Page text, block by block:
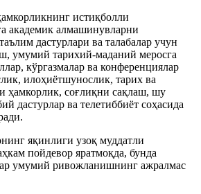
истиқболли
академик алмашинувларни
дастурлари ва талабалар учун
умумий тарихий-маданий меросга
кўргазмалар ва конференциялар
илоҳиётшунослик, тарих ва
ҳамкорлик, соғлиқни сақлаш, шу
дастурлар ва телетиббиёт соҳасида
яқинлиги узоқ муддатли
пойдевор яратмоқда, бунда
умумий ривожланишнинг ажралмас